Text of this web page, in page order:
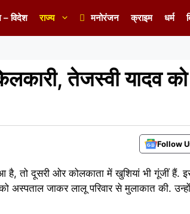
– विदेश राज्य मनोरंजन क्राइम धर्म
तेजस्वी यादव को
Follow
तो दूसरी ओर कोलकाता में खुशियां भी गूंजीं हैं.
अस्पताल जाकर लालू परिवार से मुलाकात की.